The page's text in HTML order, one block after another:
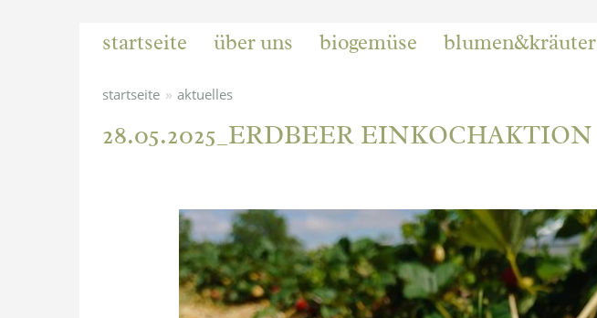
startseite über uns biogemüse blumen&kräuter
startseite » aktuelles
28.05.2025_ERDBEER EINKOCHAKTION